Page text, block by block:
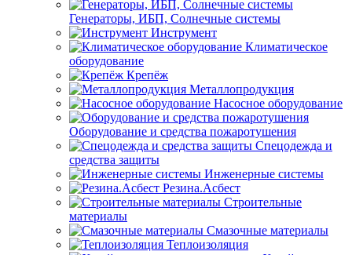
Генераторы, ИБП, Солнечные системы
Инструмент
Климатическое
оборудование
Крепёж
Металлопродукция
Насосное оборудование
Оборудование и средства пожаротушения
Спецодежда и
средства защиты
Инженерные системы
Резина.Асбест
Строительные
материалы
Смазочные материалы
Теплоизоляция